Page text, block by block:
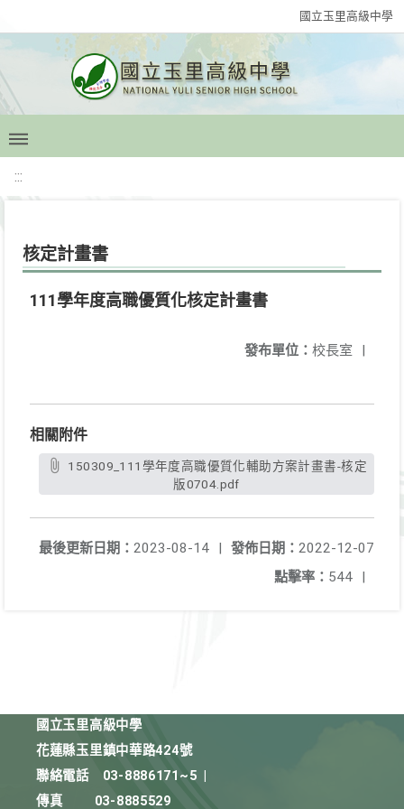
國立玉里高級中學
:::
核定計畫書
111學年度高職優質化核定計畫書
發布單位： 校長室 |
相關附件
版0704.pdf
發佈日期： 2022-12-07
最後更新日期： 2023-08-14
|
點擊率： 544 |
國立玉里高級中學
花蓮縣玉里鎮中華路424號
聯絡電話
03-8886171~5
傳真
03-8885529